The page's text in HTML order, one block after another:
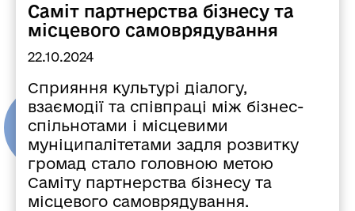
Саміт партнерства бізнесу та
місцевого самоврядування
22.10.2024
Сприяння культурі діалогу,
взаємодії та співпраці між бізнес-
спільнотами і місцевими
муніципалітетами задля розвитку
громад стало головною метою
Саміту партнерства бізнесу та
місцевого самоврядування.